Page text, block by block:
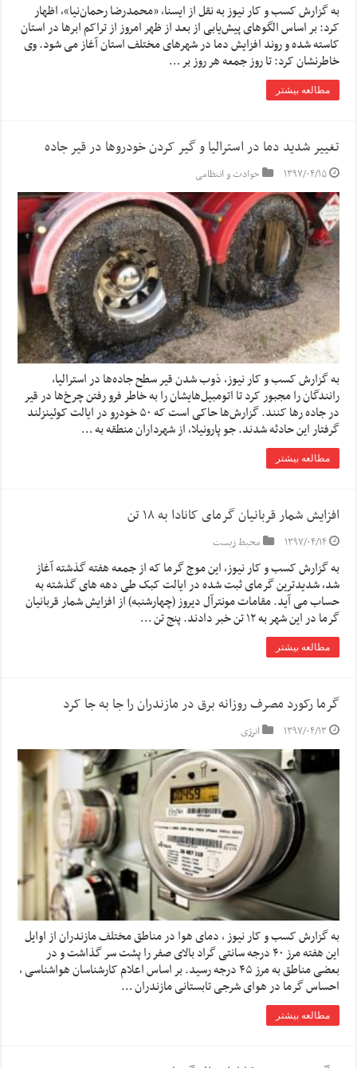
به گزارش کسب و کار نیوز به نقل از ایسنا، «محمدرضا رحمان‌نیا»، اظهار
کرد: بر اساس الگوهای پیش‌یابی از بعد از ظهر امروز از تراکم ابرها در استان
کاسته شده و روند افزایش دما در شهرهای مختلف استان آغاز می شود. وی
خاطرنشان کرد: تا روز جمعه هر روز بر …
مطالعه بیشتر
تغییر شدید دما در استرالیا و گیر کردن خودروها در قیر جاده
۱۳۹۷/۰۴/۱۵ حوادث و انتظامی
به گزارش کسب و کار نیوز، ذوب شدن قیر سطح جاده‌ها در استرالیا،
رانندگان را مجبور کرد تا اتومبیل‌هایشان را به خاطر فرو رفتن چرخ‌ها در قیر
در جاده رها کنند. گزارش‌ها حاکی است که ۵۰ خودرو در ایالت کوئینزلند
گرفتار این حادثه شدند. جو پارونیلا، از شهرداران منطقه به …
مطالعه بیشتر
افزایش شمار قربانیان گرمای کانادا به ۱۸ تن
۱۳۹۷/۰۴/۱۴ محیط زیست
به گزارش کسب و کار نیوز، این موج گرما که از جمعه هفته گذشته آغاز
شد، شدیدترین گرمای ثبت شده در ایالت کبک طی دهه های گذشته به
حساب می آید. مقامات مونترآل دیروز (چهارشنبه) از افزایش شمار قربانیان
گرما در این شهر به ۱۲ تن خبر دادند. پنج تن …
مطالعه بیشتر
گرما رکورد مصرف روزانه برق در مازندران را جا به جا کرد
۱۳۹۷/۰۴/۱۳ انرژی
به گزارش کسب و کار نیوز ، دمای هوا در مناطق مختلف مازندران از اوایل
این هفته مرز ۴۰ درجه سانتی گراد بالای صفر را پشت سر گذاشت و در
بعضی مناطق به مرز ۴۵ درجه رسید. بر اساس اعلام کارشناسان هواشناسی ،
احساس گرما در هوای شرجی تابستانی مازندران …
مطالعه بیشتر